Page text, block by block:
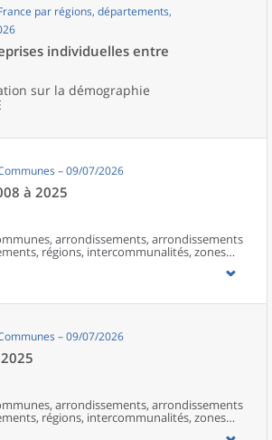
par régions, départements,
individuelles entre
sur la démographie
– 09/07/2026
à 2025
arrondissements, arrondissements
régions, intercommunalités, zones
vie, unités urbaines et aires d’attraction des
– 09/07/2026
arrondissements, arrondissements
régions, intercommunalités, zones
vie, unités urbaines et aires d’attraction des